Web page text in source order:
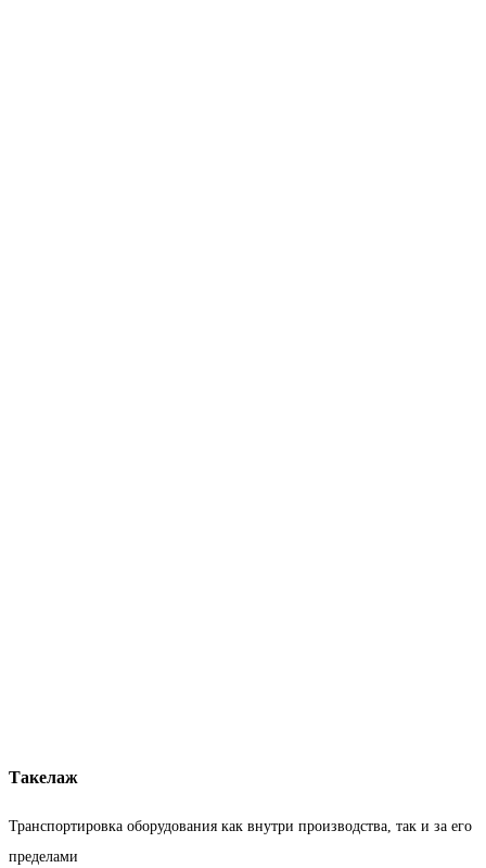
Такелаж
Транспортировка оборудования как внутри производства, так и за его
пределами